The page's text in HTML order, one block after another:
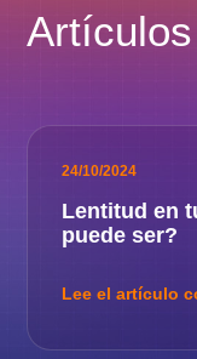
Artículos
24/10/2024
Lentitud en
puede ser?
Lee el artículo